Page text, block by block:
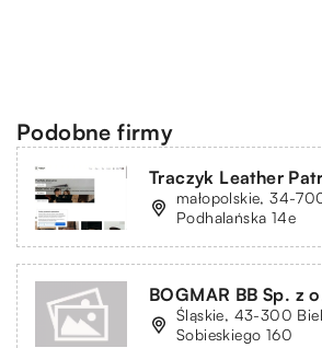
Podobne firmy
Traczyk Leather
małopolskie, 34-
Podhalańska 14e
BOGMAR BB Sp. z
Śląskie, 43-300
Sobieskiego 160